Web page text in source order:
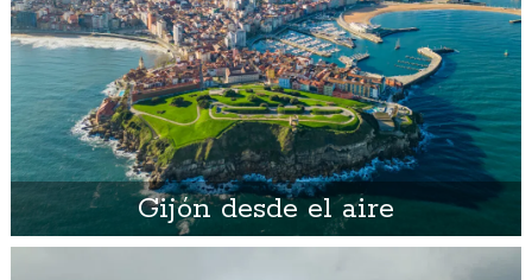
Gijón desde el aire